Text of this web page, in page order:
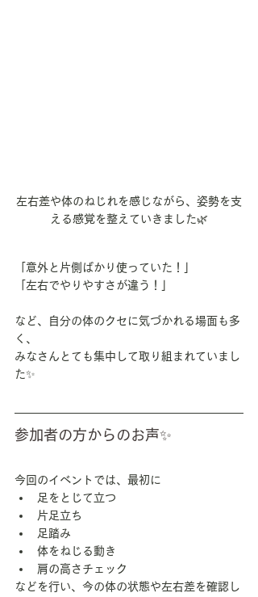
左右差や体のねじれを感じながら、姿勢を支
える感覚を整えていきました🌿
「意外と片側ばかり使っていた！」
「左右でやりやすさが違う！」
など、自分の体のクセに気づかれる場面も多
く、
みなさんとても集中して取り組まれていまし
た✨
参加者の方からのお声✨
今回のイベントでは、最初に
足をとじて立つ
片足立ち
足踏み
体をねじる動き
肩の高さチェック
などを行い、今の体の状態や左右差を確認し